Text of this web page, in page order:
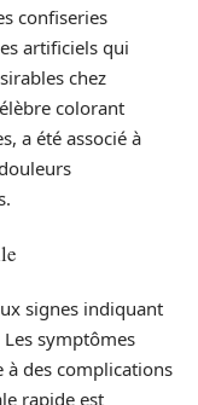
confiseries
artificiels qui
chez
colorant
a été associé à
signes indiquant
symptômes
à des complications
rapide est